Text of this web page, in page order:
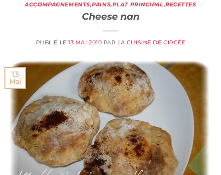
ACCOMPAGNEMENTS,PAINS,PLAT PRINCIPAL,RECETTES
Cheese nan
PUBLIÉ LE13 MAI 2010 PAR LA CUISINE DE CIRCÉE
13
Mai